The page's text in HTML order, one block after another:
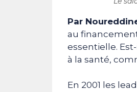
Par
au
essentielle.
à la santé,
En 2001 les